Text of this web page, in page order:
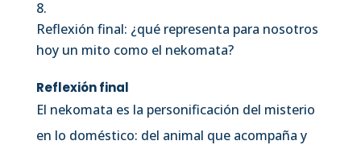
Reflexión final: ¿qué representa para nosotros
hoy un mito como el nekomata?
Reflexión final
El nekomata es la personificación del misterio
en lo doméstico: del animal que acompaña y